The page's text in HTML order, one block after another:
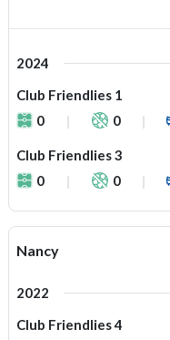
2024
Club Friendlies 1
0
0
Club Friendlies 3
0
0
Nancy
2022
Club Friendlies 4